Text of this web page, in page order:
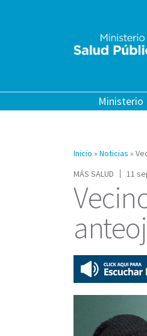
Ministerio
Inicio » Noticias »
MÁS SALUD
11